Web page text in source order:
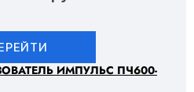
ИМПУЛЬС ПЧ600-